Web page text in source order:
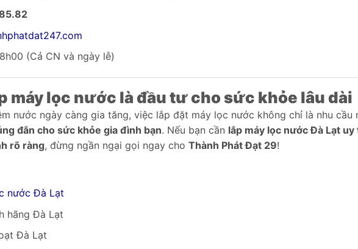
(Cả CN và ngày lễ)
máy lọc nước là đầu tư cho sức khỏe lâu dài
nước ngày càng gia tăng, việc lắp đặt máy lọc nước không chỉ là nhu cầu
đắn cho sức khỏe gia đình bạn. Nếu bạn cần lắp máy lọc nước Đà Lạt uy
rõ ràng, đừng ngần ngại gọi ngay cho Thành Phát Đạt 29!
nước Đà Lạt
hãng Đà Lạt
Đà Lạt